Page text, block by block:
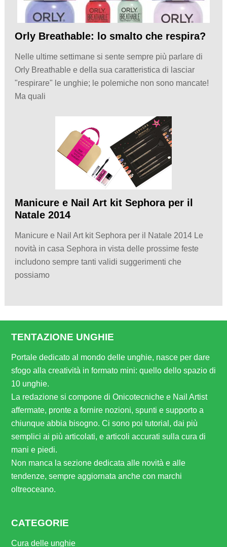
Orly Breathable: lo smalto che respira?
Nelle ultime settimane si sente sempre più parlare di
Orly Breathable e della sua caratteristica di lasciar
"respirare" le unghie; le polemiche non sono mancate!
Ma quali
Manicure e Nail Art kit Sephora per il
Natale 2014
Manicure e Nail Art kit Sephora per il Natale 2014 Le
novità in casa Sephora in vista delle prossime feste
includono sempre tanti validi suggerimenti che
possiamo
TENTAZIONE UNGHIE
Portale dedicato al mondo delle unghie, nasce per dare
sfogo alla creatività in formato mini: quello dello spazio di
10 unghie.
La redazione si compone di Onicotecniche e Nail Artist
affermate, pronte a fornire nozioni, spunti e supporto a
chiunque abbia bisogno. Ci sono poi tutorial, dai più
semplici ai più articolati, e articoli accurati sulla cura di
mani e piedi.
Non manca la sezione dedicata alle novità e alle
tendenze, sempre aggiornata anche con marchi
oltreoceano.
CATEGORIE
Cura delle unghie